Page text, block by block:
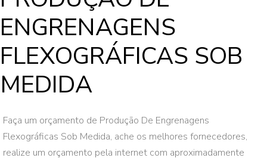
ENGRENAGENS
FLEXOGRÁFICAS SOB
MEDIDA
Faça um orçamento de Produção De Engrenagens
Flexográficas Sob Medida, ache os melhores fornecedores,
realize um orçamento pela internet com aproximadamente